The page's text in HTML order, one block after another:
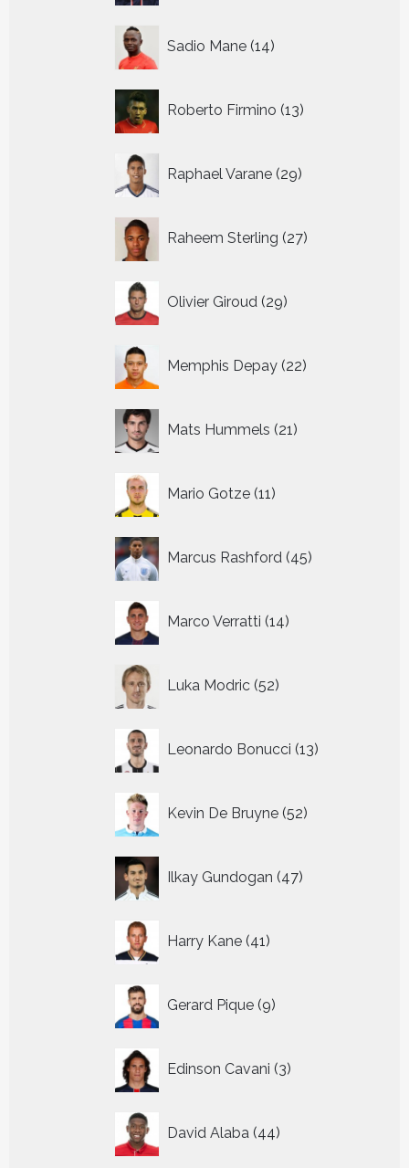
Sadio Mane 14
producten
Roberto Firmino 13
producten
Raphael Varane 29
producten
Raheem Sterling 27
producten
Olivier Giroud 29
producten
Memphis Depay 22
producten
Mats Hummels 21
producten
Mario Gotze 11
producten
Marcus Rashford 45
producten
Marco Verratti 14
producten
Luka Modric 52
producten
Leonardo Bonucci 13
producten
Kevin De Bruyne 52
producten
Ilkay Gundogan 47
producten
Harry Kane 41
producten
Gerard Pique 9
producten
Edinson Cavani 3
producten
David Alaba 44
producten